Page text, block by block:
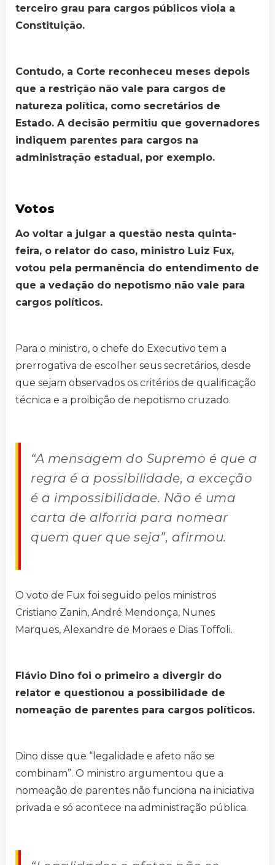
terceiro grau para cargos públicos viola a
Constituição.
Contudo, a Corte reconheceu meses depois
que a restrição não vale para cargos de
natureza política, como secretários de
Estado. A decisão permitiu que governadores
indiquem parentes para cargos na
administração estadual, por exemplo.
Votos
Ao voltar a julgar a questão nesta quinta-
feira, o relator do caso, ministro Luiz Fux,
votou pela permanência do entendimento de
que a vedação do nepotismo não vale para
cargos políticos.
Para o ministro, o chefe do Executivo tem a
prerrogativa de escolher seus secretários, desde
que sejam observados os critérios de qualificação
técnica e a proibição de nepotismo cruzado.
“A mensagem do Supremo é que a
regra é a possibilidade, a exceção
é a impossibilidade. Não é uma
carta de alforria para nomear
quem quer que seja”, afirmou.
O voto de Fux foi seguido pelos ministros
Cristiano Zanin, André Mendonça, Nunes
Marques, Alexandre de Moraes e Dias Toffoli.
Flávio Dino foi o primeiro a divergir do
relator e questionou a possibilidade de
nomeação de parentes para cargos políticos.
Dino disse que “legalidade e afeto não se
combinam”. O ministro argumentou que a
nomeação de parentes não funciona na iniciativa
privada e só acontece na administração pública.